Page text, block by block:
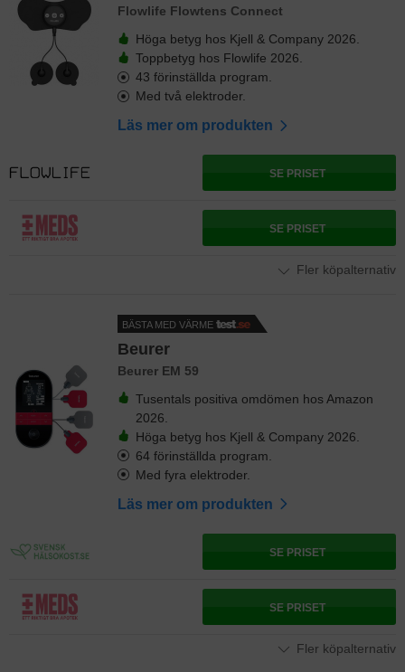
Flowlife Flowtens Connect
Höga betyg hos Kjell & Company 2026.
Toppbetyg hos Flowlife 2026.
43 förinställda program.
Med två elektroder.
Läs mer om produkten
SE PRISET
SE PRISET
Fler köpalternativ
BÄSTA MED VÄRME
Beurer
Beurer EM 59
Tusentals positiva omdömen hos Amazon
2026.
Höga betyg hos Kjell & Company 2026.
64 förinställda program.
Med fyra elektroder.
Läs mer om produkten
SE PRISET
SE PRISET
Fler köpalternativ